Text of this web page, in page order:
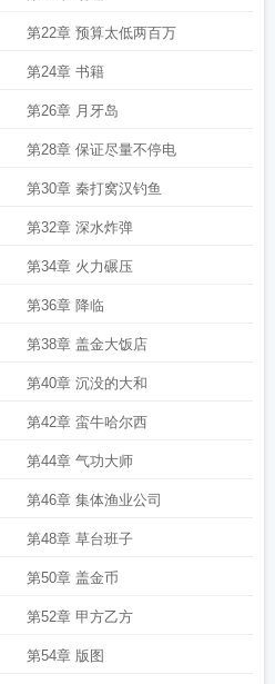
第22章 预算太低两百万
第24章 书籍
第26章 月牙岛
第28章 保证尽量不停电
第30章 秦打窝汉钓鱼
第32章 深水炸弹
第34章 火力碾压
第36章 降临
第38章 盖金大饭店
第40章 沉没的大和
第42章 蛮牛哈尔西
第44章 气功大师
第46章 集体渔业公司
第48章 草台班子
第50章 盖金币
第52章 甲方乙方
第54章 版图